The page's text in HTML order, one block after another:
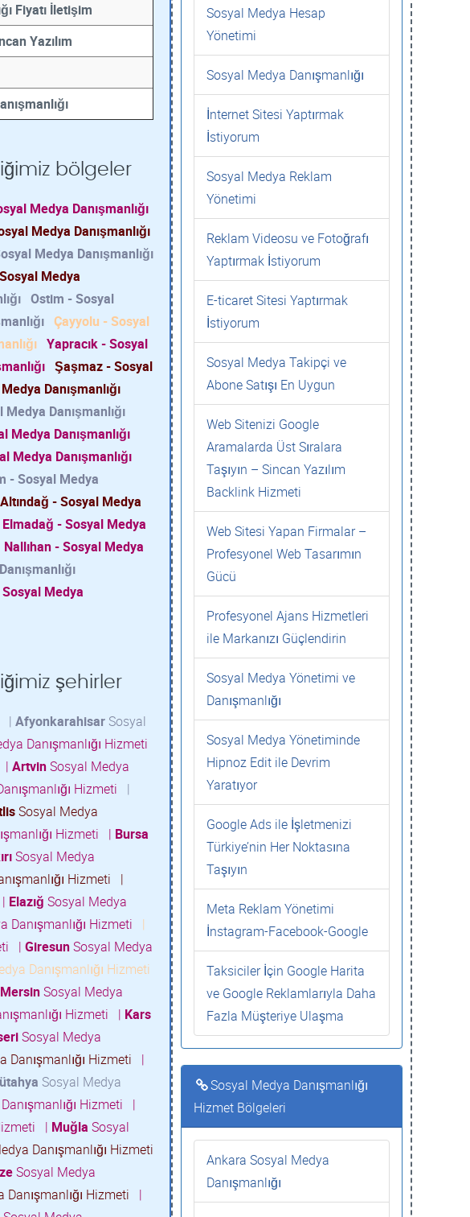
Fiyatı İletişim
Yazılım
bölgeler
Medya Danışmanlığı
Medya Danışmanlığı
Medya Danışmanlığı
Medya
Ostim - Sosyal
Çayyolu - Sosyal
Yapracık - Sosyal
Şaşmaz - Sosyal
Danışmanlığı
Danışmanlığı
Medya Danışmanlığı
Medya Danışmanlığı
- Sosyal Medya
Altındağ - Sosyal Medya
Elmadağ - Sosyal Medya
Nallıhan - Sosyal Medya
Medya
şehirler
| AfyonkarahisarSosyal
Danışmanlığı Hizmeti
| ArtvinSosyal Medya
Hizmeti
|
Sosyal Medya
Hizmeti | Bursa
Sosyal Medya
Hizmeti
|
| Elazığ Sosyal Medya
Danışmanlığı Hizmeti
|
| GiresunSosyal Medya
Danışmanlığı Hizmeti
MersinSosyal Medya
Hizmeti | Kars
Sosyal Medya
Danışmanlığı Hizmeti
|
Sosyal Medya
Hizmeti
|
| Muğla Sosyal
Danışmanlığı Hizmeti
Sosyal Medya
Hizmeti
|
Sosyal Medya Hesap
Yönetimi
Sosyal Medya Danışmanlığı
İnternet Sitesi Yaptırmak
İstiyorum
Sosyal Medya Reklam
Yönetimi
Reklam Videosu ve Fotoğrafı
Yaptırmak İstiyorum
E-ticaret Sitesi Yaptırmak
İstiyorum
Sosyal Medya Takipçi ve
Abone Satışı En Uygun
Web Sitenizi Google
Aramalarda Üst Sıralara
Taşıyın – Sincan Yazılım
Backlink Hizmeti
Web Sitesi Yapan Firmalar –
Profesyonel Web Tasarımın
Gücü
Profesyonel Ajans Hizmetleri
ile Markanızı Güçlendirin
Sosyal Medya Yönetimi ve
Danışmanlığı
Sosyal Medya Yönetiminde
Hipnoz Edit ile Devrim
Yaratıyor
Google Ads ile İşletmenizi
Türkiye’nin Her Noktasına
Taşıyın
Meta Reklam Yönetimi
İnstagram-Facebook-Google
Taksiciler İçin Google Harita
ve Google Reklamlarıyla Daha
Fazla Müşteriye Ulaşma
Sosyal Medya Danışmanlığı
Hizmet Bölgeleri
Ankara Sosyal Medya
Danışmanlığı